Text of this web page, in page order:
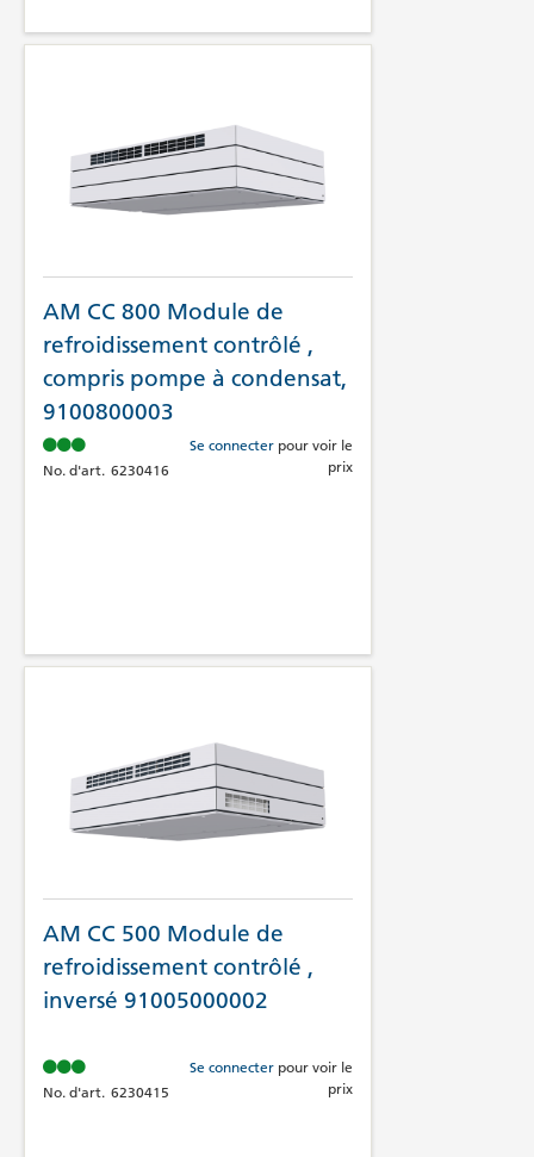
AM CC 800 Module de
refroidissement contrôlé ,
compris pompe à condensat,
9100800003
Se connecter pour voir le
prix
No. d'art. 6230416
AM CC 500 Module de
refroidissement contrôlé ,
inversé 91005000002
Se connecter pour voir le
prix
No. d'art. 6230415